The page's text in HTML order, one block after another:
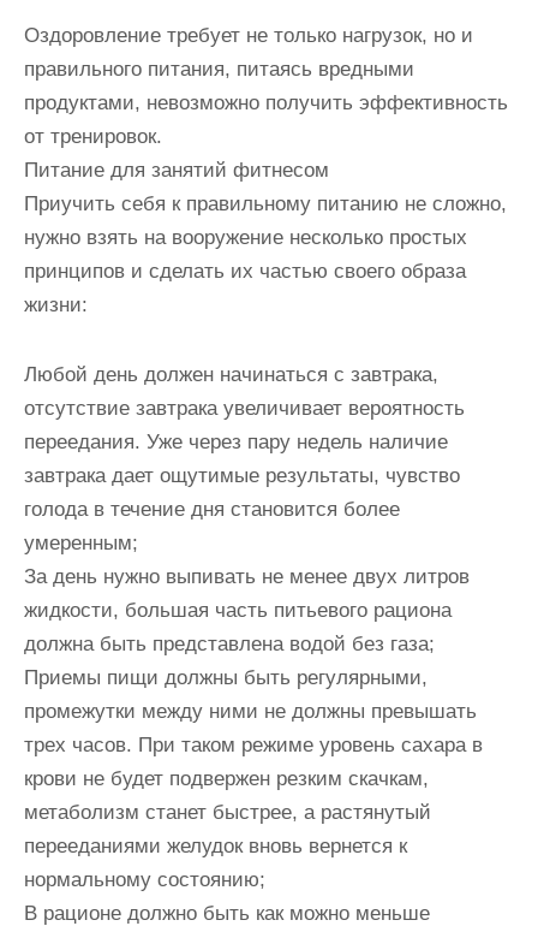
Оздоровление требует не только нагрузок, но и
правильного питания, питаясь вредными
продуктами, невозможно получить эффективность
от тренировок.
Питание для занятий фитнесом
Приучить себя к правильному питанию не сложно,
нужно взять на вооружение несколько простых
принципов и сделать их частью своего образа
жизни:
Любой день должен начинаться с завтрака,
отсутствие завтрака увеличивает вероятность
переедания. Уже через пару недель наличие
завтрака дает ощутимые результаты, чувство
голода в течение дня становится более
умеренным;
За день нужно выпивать не менее двух литров
жидкости, большая часть питьевого рациона
должна быть представлена водой без газа;
Приемы пищи должны быть регулярными,
промежутки между ними не должны превышать
трех часов. При таком режиме уровень сахара в
крови не будет подвержен резким скачкам,
метаболизм станет быстрее, а растянутый
перееданиями желудок вновь вернется к
нормальному состоянию;
В рационе должно быть как можно меньше